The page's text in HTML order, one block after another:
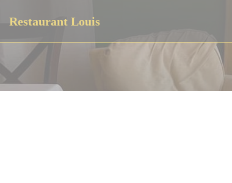
Restaurant Louis